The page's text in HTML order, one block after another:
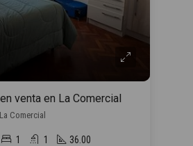
venta en La Comercial
Comercial
1 1 36.00